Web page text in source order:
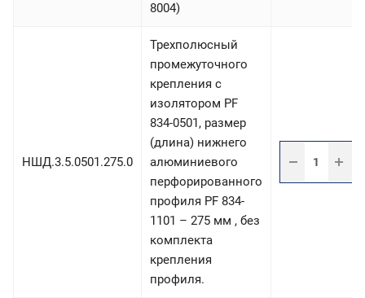
8004)
НШД.3.5.0501.275.0
Трехполюсный
промежуточного
крепления с
изолятором PF
834-0501, размер
(длина) нижнего
алюминиевого
перфорированного
профиля PF 834-
1101 – 275 мм , без
комплекта
крепления
профиля.